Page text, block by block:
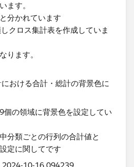
ます。
分かれています
クロス集計表を作成していま
ります。
個の領域に背景色を設定してい
分類ごとの行列の合計値と
定に関してです